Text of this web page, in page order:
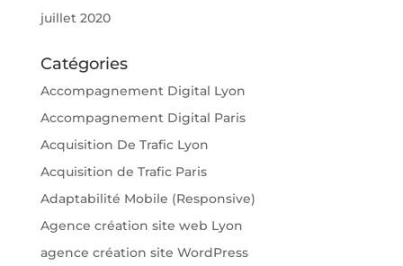
juillet 2020
Catégories
Accompagnement Digital Lyon
Accompagnement Digital Paris
Acquisition De Trafic Lyon
Acquisition de Trafic Paris
Adaptabilité Mobile (Responsive)
Agence création site web Lyon
agence création site WordPress